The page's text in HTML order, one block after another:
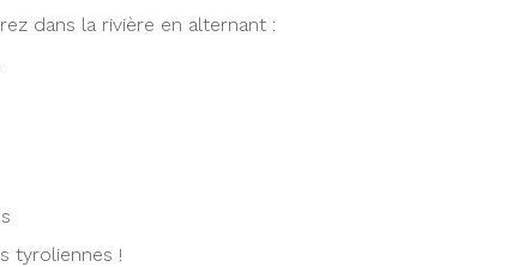
dans la rivière en alternant :
tyroliennes !